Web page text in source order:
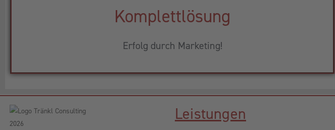
Komplettlösung
Erfolg durch Marketing!
Leistungen